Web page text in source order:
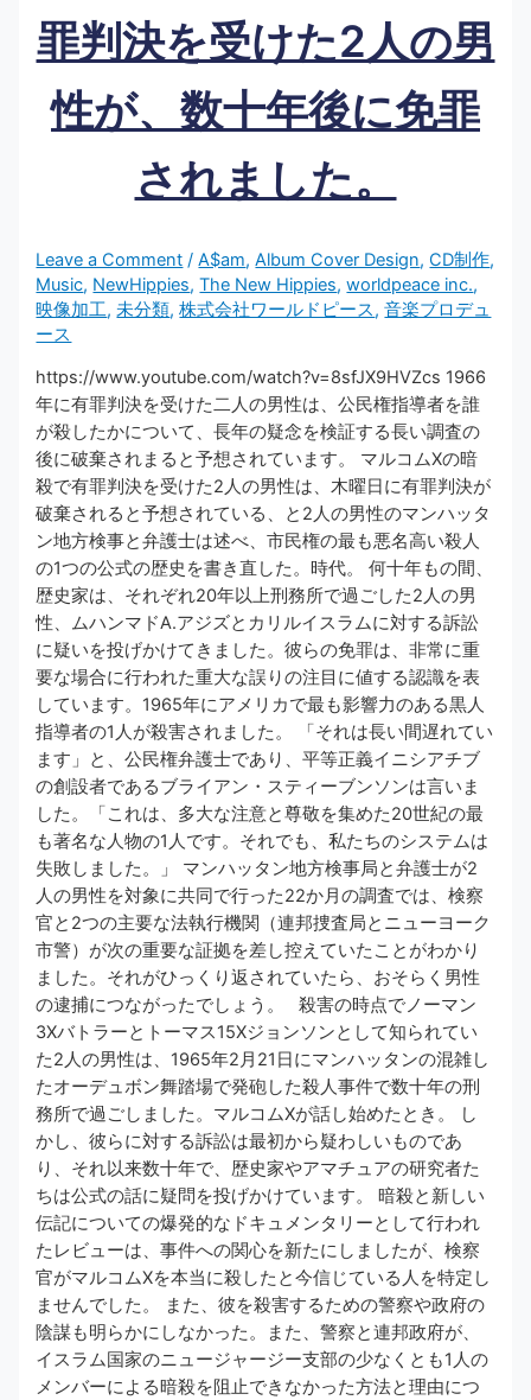
罪判決を受けた2人の男
性が、数十年後に免罪
されました。
Leave a Comment /A$am,Album Cover Design,CD制作,
Music, NewHippies,The New Hippies,worldpeace inc.,
映像加工,未分類,株式会社ワールドピース,音楽プロデュ
ース
https://www.youtube.com/watch?v=8sfJX9HVZcs 1966
年に有罪判決を受けた二人の男性は、公民権指導者を誰
が殺したかについて、長年の疑念を検証する長い調査の
後に破棄されまると予想されています。 マルコムXの暗
殺で有罪判決を受けた2人の男性は、木曜日に有罪判決が
破棄されると予想されている、と2人の男性のマンハッタ
ン地方検事と弁護士は述べ、市民権の最も悪名高い殺人
の1つの公式の歴史を書き直した。時代。 何十年もの間、
歴史家は、それぞれ20年以上刑務所で過ごした2人の男
性、ムハンマドA.アジズとカリルイスラムに対する訴訟
に疑いを投げかけてきました。彼らの免罪は、非常に重
要な場合に行われた重大な誤りの注目に値する認識を表
しています。1965年にアメリカで最も影響力のある黒人
指導者の1人が殺害されました。 「それは長い間遅れてい
ます」と、公民権弁護士であり、平等正義イニシアチブ
の創設者であるブライアン・スティーブンソンは言いま
した。「これは、多大な注意と尊敬を集めた20世紀の最
も著名な人物の1人です。それでも、私たちのシステムは
失敗しました。」 マンハッタン地方検事局と弁護士が2
人の男性を対象に共同で行った22か月の調査では、検察
官と2つの主要な法執行機関（連邦捜査局とニューヨーク
市警）が次の重要な証拠を差し控えていたことがわかり
ました。それがひっくり返されていたら、おそらく男性
の逮捕につながったでしょう。 殺害の時点でノーマン
3Xバトラーとトーマス15Xジョンソンとして知られてい
た2人の男性は、1965年2月21日にマンハッタンの混雑し
たオーデュボン舞踏場で発砲した殺人事件で数十年の刑
務所で過ごしました。マルコムXが話し始めたとき。 し
かし、彼らに対する訴訟は最初から疑わしいものであ
り、それ以来数十年で、歴史家やアマチュアの研究者た
ちは公式の話に疑問を投げかけています。 暗殺と新しい
伝記についての爆発的なドキュメンタリーとして行われ
たレビューは、事件への関心を新たにしましたが、検察
官がマルコムXを本当に殺したと今信じている人を特定し
ませんでした。 また、彼を殺害するための警察や政府の
陰謀も明らかにしなかった。また、警察と連邦政府が、
イスラム国家のニュージャージー支部の少なくとも1人の
メンバーによる暗殺を阻止できなかった方法と理由につ